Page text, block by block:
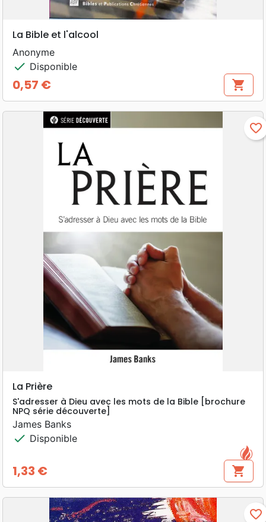
La Bible et l'alcool
Anonyme
check Disponible
Prix
0,57 € shopping_cart
favorite_border
La Prière
S'adresser à Dieu avec les mots de la Bible [brochure
NPQ série découverte]
James Banks
check Disponible
Prix
1,33 € shopping_cart
favorite_border